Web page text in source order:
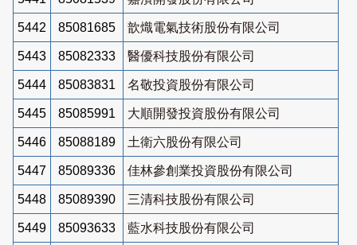
5442 85081685 歆熾電氣技術股份有限公司
5443 85082333 醫優科技股份有限公司
5444 85083831 名敬投資股份有限公司
5445 85085991 大順開發投資股份有限公司
5446 85088189 土衛六股份有限公司
5447 85089336 佳林參創業投資股份有限公司
5448 85089390 三清科技股份有限公司
5449 85093633 藍水科技股份有限公司